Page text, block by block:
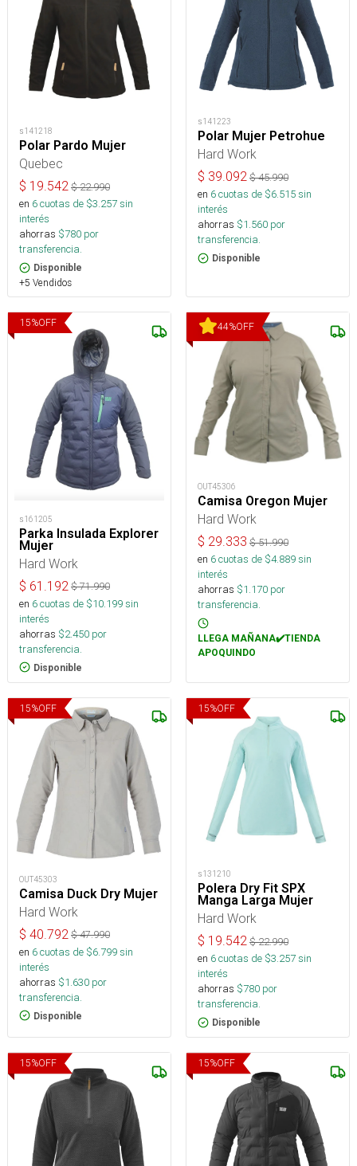
s141218
Polar Pardo Mujer
Quebec
$ 19.542 $22.990
en 6cuotas de $3.257sin
interés
ahorras $780 por
transferencia.
Disponible
+5 Vendidos
s141223
Polar Mujer Petrohue
Hard Work
$ 39.092 $45.990
en 6cuotas de $6.515sin
interés
ahorras $1.560 por
transferencia.
Disponible
15%OFF
s161205
Parka Insulada Explorer
Mujer
Hard Work
$ 61.192 $71.990
en 6cuotas de $10.199sin
interés
ahorras $2.450 por
transferencia.
Disponible
44%OFF
OUT45306
Camisa Oregon Mujer
Hard Work
$ 29.333 $51.990
en 6cuotas de $4.889sin
interés
ahorras $1.170 por
transferencia.
LLEGA MAÑANA✔️TIENDA
APOQUINDO
15%OFF
OUT45303
Camisa Duck Dry Mujer
Hard Work
$ 40.792 $47.990
en 6cuotas de $6.799sin
interés
ahorras $1.630 por
transferencia.
Disponible
15%OFF
s131210
Polera Dry Fit SPX
Manga Larga Mujer
Hard Work
$ 19.542 $22.990
en 6cuotas de $3.257sin
interés
ahorras $780 por
transferencia.
Disponible
15%OFF 15%OFF